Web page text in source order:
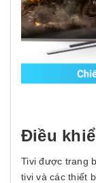
Điều
Tivi được trang
tivi và các thiết